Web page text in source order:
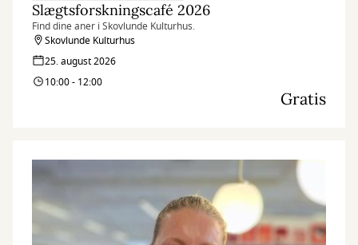
Slægtsforskningscafé 2026
Find dine aner i Skovlunde Kulturhus.
Skovlunde Kulturhus
25. august 2026
10:00 - 12:00
Gratis